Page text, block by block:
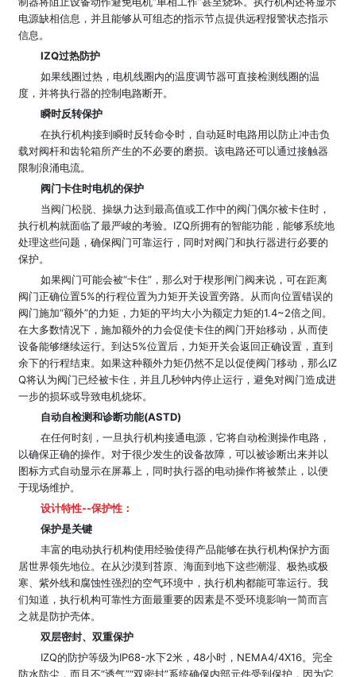
电源缺相信息，并且能够从可组态的指示节点提供远程报警状态指示
信息。
IZQ过热防护
如果线圈过热，电机线圈内的温度调节器可直接检测线圈的温
度，并将执行器的控制电路断开。
瞬时反转保护
在执行机构接到瞬时反转命令时，自动延时电路用以防止冲击负
载对阀杆和齿轮箱所产生的不必要的磨损。该电路还可以通过接触器
限制浪涌电流。
阀门卡住时电机的保护
当阀门松脱、操纵力达到最高值或工作中的阀门偶尔被卡住时，
执行机构就面临了最严峻的考验。IZQ所拥有的智能功能，能够系统地
处理这些问题，确保阀门可靠运行，同时对阀门和执行器进行必要的
保护。
如果阀门可能会被“卡住”，那么对于楔形闸门阀来说，可在距离
阀门正确位置5%的行程位置为力矩开关设置旁路。从而向位置错误的
阀门施加“额外”的力矩，力矩的平均大小为额定力矩的1.4~2倍之间。
在大多数情况下，施加额外的力会促使卡住的阀门开始移动，从而使
设备能够继续运行。到达5%位置后，力矩开关会返回正确设置，直到
余下的行程结束。如果这种额外力矩仍然不足以促使阀门移动，那么IZ
Q将认为阀门已经被卡住，并且几秒钟内停止运行，避免对阀门造成进
一步的损坏或导致电机烧坏。
自动自检测和诊断功能(ASTD)
在任何时刻，一旦执行机构接通电源，它将自动检测操作电路，
以确保正确的操作。对于很少发生的设备故障，可以被诊断出来并以
图标方式自动显示在屏幕上，同时执行器的电动操作将被禁止，以便
于现场维护。
设计特性--保护性：
保护是关键
丰富的电动执行机构使用经验使得产品能够在执行机构保护方面
居世界领先地位。在从沙漠到苔原、海面到地下这些潮湿、极热或极
寒、紫外线和腐蚀性强烈的空气环境中，执行机构都能可靠运行。我
们知道，执行机构可靠性方面最重要的因素是不受环境影响一简而言
之就是防护壳体。
双层密封、双重保护
IZQ的防护等级为IP68-水下2米，48小时，NEMA4/4X16。完全
防水防尘，而且不“透气”“双密封”系统确保内部元件受到保护，因为它